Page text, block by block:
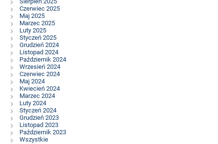
Czerwiec 2025
Maj 2025
Marzec 2025
Luty 2025
Styczeń 2025
Grudzień 2024
Listopad 2024
Październik 2024
Wrzesień 2024
Czerwiec 2024
Maj 2024
Kwiecień 2024
Marzec 2024
Luty 2024
Styczeń 2024
Grudzień 2023
Listopad 2023
Październik 2023
Wszystkie